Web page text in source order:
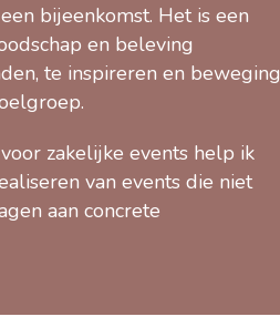
bijeenkomst. Het is een
en beleving
te inspireren en beweging
zakelijke events help ik
van events die niet
aan concrete